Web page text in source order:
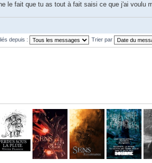
le fait que tu as tout à fait saisi ce que j'ai voulu
depuis : Trier par